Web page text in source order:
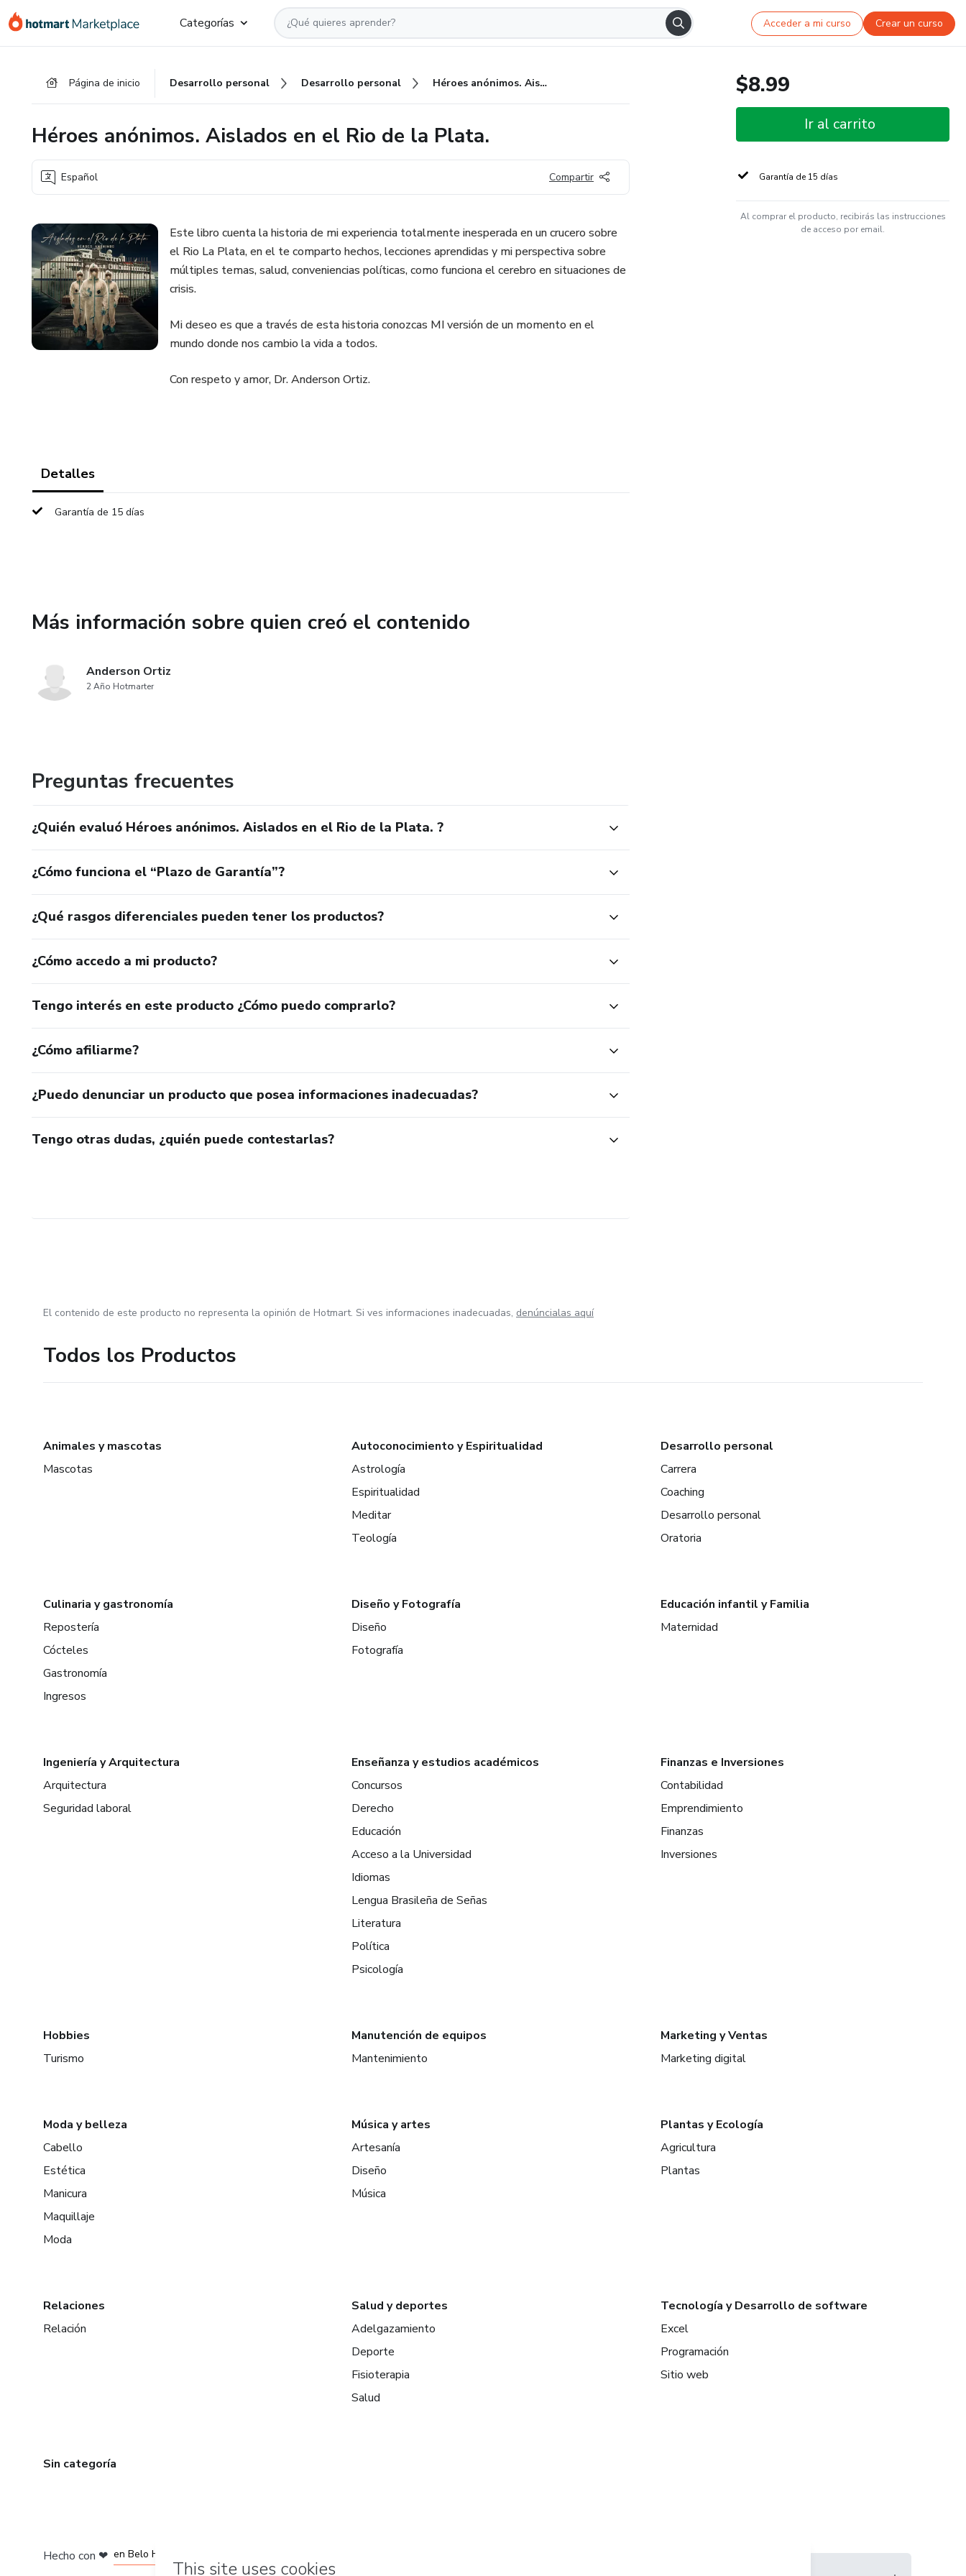
Categorías Acceder a mi curso Crear un curso
Página de inicio Desarrollo personal Desarrollo personal Héroes anónimos. Aislados en el Rio de la Plata.
Héroes anónimos. Aislados en el Rio de la Plata.
Español Compartir
Este libro cuenta la historia de mi experiencia totalmente inesperada en un crucero sobre
el Rio La Plata, en el te comparto hechos, lecciones aprendidas y mi perspectiva sobre
múltiples temas, salud, conveniencias políticas, como funciona el cerebro en situaciones de
crisis.
Mi deseo es que a través de esta historia conozcas MI versión de un momento en el
mundo donde nos cambio la vida a todos.
Con respeto y amor, Dr. Anderson Ortiz.
Detalles
Garantía de 15 días
Más información sobre quien creó el contenido
Anderson Ortiz
2 Año Hotmarter
Preguntas frecuentes
¿Quién evaluó Héroes anónimos. Aislados en el Rio de la Plata. ?
¿Cómo funciona el “Plazo de Garantía”?
¿Qué rasgos diferenciales pueden tener los productos?
¿Cómo accedo a mi producto?
Tengo interés en este producto ¿Cómo puedo comprarlo?
¿Cómo afiliarme?
¿Puedo denunciar un producto que posea informaciones inadecuadas?
Tengo otras dudas, ¿quién puede contestarlas?
$8.99
Ir al carrito
Garantía de 15 días
Al comprar el producto, recibirás las instrucciones
de acceso por email.
El contenido de este producto no representa la opinión de Hotmart. Si ves informaciones inadecuadas, denúncialas aquí
Todos los Productos
Animales y mascotas
Mascotas
Autoconocimiento y Espiritualidad
Astrología
Espiritualidad
Meditar
Teología
Desarrollo personal
Carrera
Coaching
Desarrollo personal
Oratoria
Culinaria y gastronomía
Repostería
Cócteles
Gastronomía
Ingresos
Diseño y Fotografía
Diseño
Fotografía
Educación infantil y Familia
Maternidad
Ingeniería y Arquitectura
Arquitectura
Seguridad laboral
Enseñanza y estudios académicos
Concursos
Derecho
Educación
Acceso a la Universidad
Idiomas
Lengua Brasileña de Señas
Literatura
Política
Psicología
Finanzas e Inversiones
Contabilidad
Emprendimiento
Finanzas
Inversiones
Hobbies
Turismo
Manutención de equipos
Mantenimiento
Marketing y Ventas
Marketing digital
Moda y belleza
Cabello
Estética
Manicura
Maquillaje
Moda
Música y artes
Artesanía
Diseño
Música
Plantas y Ecología
Agricultura
Plantas
Relaciones
Relación
Salud y deportes
Adelgazamiento
Deporte
Fisioterapia
Salud
Tecnología y Desarrollo de software
Excel
Programación
Sitio web
Sin categoría
Hecho con ❤ en Belo Horizonte